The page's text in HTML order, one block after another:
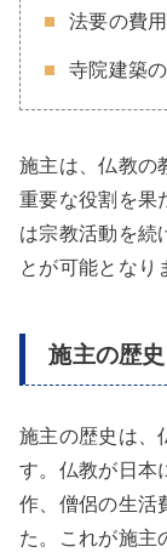
法要の費
寺院建築
施主は、仏教の
重要な役割を果
は宗教活動を続
とが可能となり
施主の歴史
施主の歴史は、
す。仏教が日本
作、僧侶の生活
た。これが施主